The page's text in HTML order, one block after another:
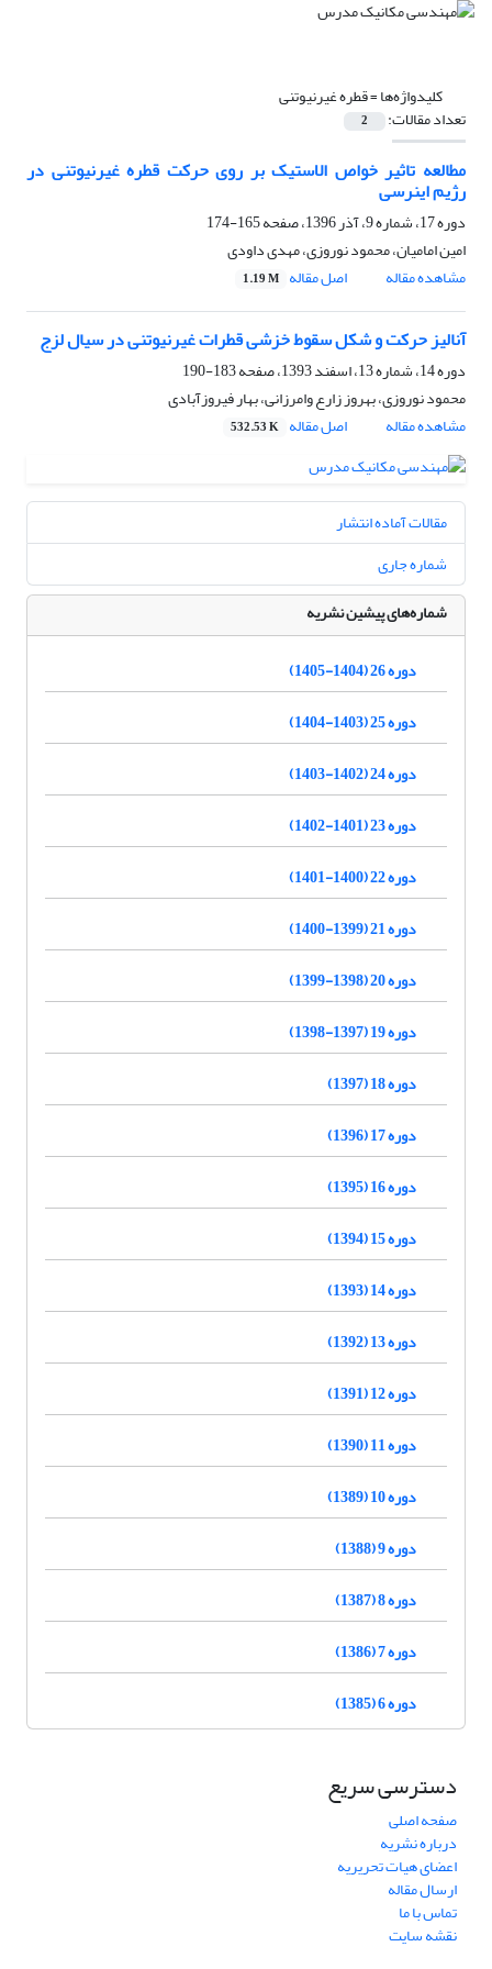
کلیدواژه‌ها =قطره غیرنیوتنی
تعداد مقالات: 2
مطالعه تاثیر خواص الاستیک بر روی حرکت قطره غیرنیوتنی در
رژیم اینرسی
دوره 17، شماره 9، آذر 1396، صفحه
165-174
امین امامیان، محمود نوروزی، مهدی داودی
مشاهده مقاله
اصل مقاله 1.19 M
آنالیز حرکت و شکل سقوط خزشی قطرات غیرنیوتنی در سیال لزج
دوره 14، شماره 13، اسفند 1393، صفحه
183-190
محمود نوروزی، بهروز زارع وامرزانی، بهار فیروزآبادی
مشاهده مقاله
اصل مقاله 532.53 K
مقالات آماده انتشار
شماره جاری
شماره‌های پیشین نشریه
دوره 26 (1404-1405)
دوره 25 (1403-1404)
دوره 24 (1402-1403)
دوره 23 (1401-1402)
دوره 22 (1400-1401)
دوره 21 (1399-1400)
دوره 20 (1398-1399)
دوره 19 (1397-1398)
دوره 18 (1397)
دوره 17 (1396)
دوره 16 (1395)
دوره 15 (1394)
دوره 14 (1393)
دوره 13 (1392)
دوره 12 (1391)
دوره 11 (1390)
دوره 10 (1389)
دوره 9 (1388)
دوره 8 (1387)
دوره 7 (1386)
دوره 6 (1385)
دسترسی سریع
صفحه اصلی
درباره نشریه
اعضای هیات تحریریه
ارسال مقاله
تماس با ما
نقشه سایت